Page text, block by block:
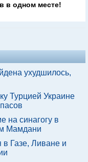
в одном месте!
ухудшилось,
Турцией Украине
на синагогу в
Мамдани
в Газе, Ливане и